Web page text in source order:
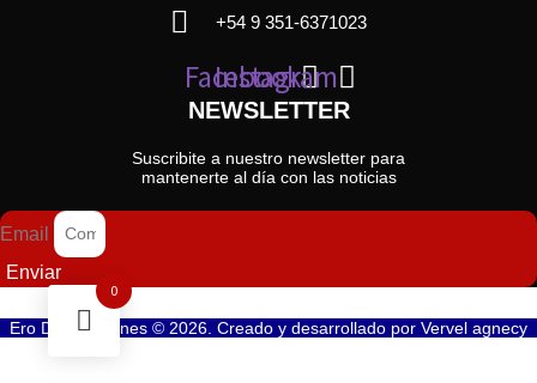
+54 9 351-6371023
Facebook
Instagram
NEWSLETTER
Suscribite a nuestro newsletter para
mantenerte al día con las noticias
Email
Enviar
Ero Distribuciones © 2026. Creado y desarrollado por Vervel agnecy
0